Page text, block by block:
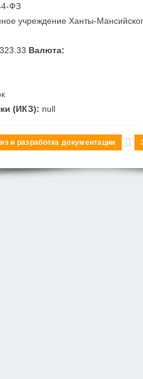
ФЗ
учреждение Ханты-
Валюта:
(ИКЗ): null
и разработка документации